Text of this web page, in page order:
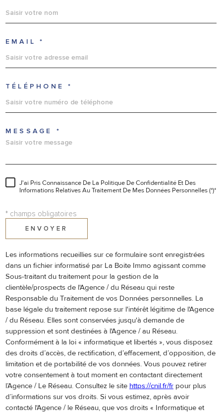
EMAIL *
TÉLÉPHONE *
MESSAGE *
J'ai Pris Connaissance De La Politique De Confidentialité Et Des
Informations Relatives Au Traitement De Mes Données Personnelles (*)*
* champs obligatoires
ENVOYER
Les informations recueillies sur ce formulaire sont enregistrées
dans un fichier informatisé par La Boite Immo agissant comme
Sous-traitant du traitement pour la gestion de la
clientèle/prospects de l'Agence / du Réseau qui reste
Responsable du Traitement de vos Données personnelles. La
base légale du traitement repose sur l'intérêt légitime de l'Agence
/ du Réseau. Elles sont conservées jusqu'à demande de
suppression et sont destinées à l'Agence / au Réseau.
Conformément à la loi « informatique et libertés », vous disposez
des droits d’accès, de rectification, d’effacement, d’opposition, de
limitation et de portabilité de vos données. Vous pouvez retirer
votre consentement à tout moment en contactant directement
l’Agence / Le Réseau. Consultez le site https://cnil.fr/fr pour plus
d’informations sur vos droits. Si vous estimez, après avoir
contacté l'Agence / le Réseau, que vos droits « Informatique et